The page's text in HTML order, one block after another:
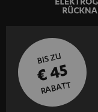
BIS ZU
€ 45
RABATT